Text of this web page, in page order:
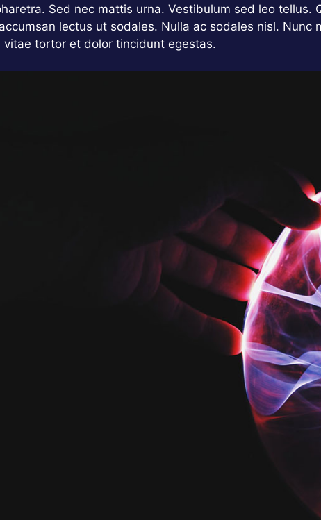
Sed nec mattis urna. Vestibulum sed leo
lectus ut sodales. Nulla ac sodales nisl. Nunc
tortor et dolor tincidunt egestas.